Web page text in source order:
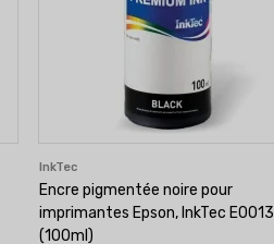
InkTec
Encre pigmentée noire pour
imprimantes Epson, InkTec E0013
(100ml)